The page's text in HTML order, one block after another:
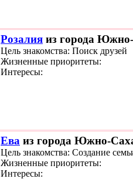
Розалия из города
Цель знакомства: Поиск друзей
Жизненные приоритеты:
Интересы:
Ева из города Южно-
Цель знакомства: Создание
Жизненные приоритеты:
Интересы: